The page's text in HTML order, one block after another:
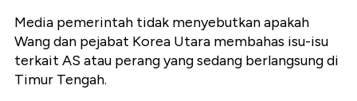
Media pemerintah tidak menyebutkan apakah
Wang dan pejabat Korea Utara membahas isu-isu
terkait AS atau perang yang sedang berlangsung di
Timur Tengah.